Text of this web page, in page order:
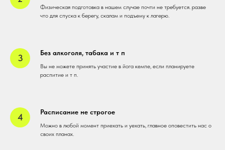
Физическая подготовка в нашем случае почти не требуется. разве
что для спуска к берегу, скалам и подъему к лагерю.
Без алкоголя, табака и т п
Вы не можете принять участие в йога кемпе, если планируете
распитие и т п.
Расписание не строгое
Можно в любой момент приехать и уехать, главное оповестить нас о
своих планах.